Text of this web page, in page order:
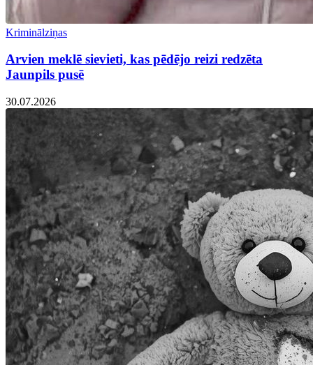
Kriminālziņas
Arvien meklē sievieti, kas pēdējo reizi redzēta
Jaunpils pusē
30.07.2026